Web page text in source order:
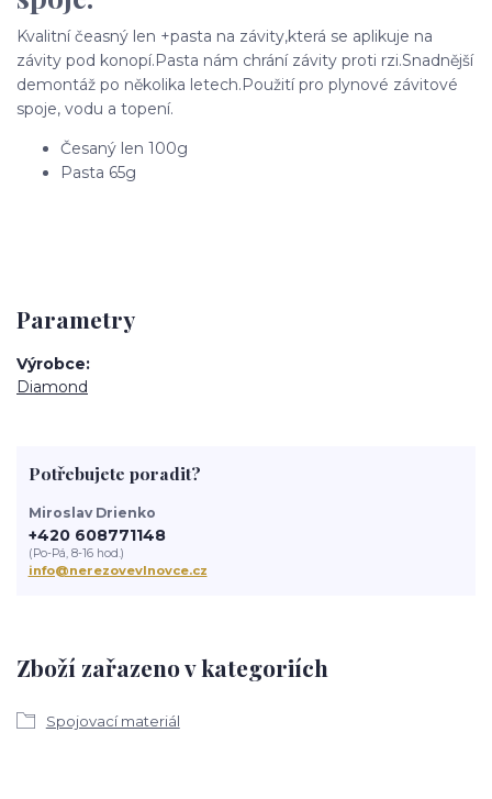
Kvalitní čeasný len +pasta na závity,která se aplikuje na
závity pod konopí.Pasta nám chrání závity proti rzi.Snadnější
demontáž po několika letech.Použití pro plynové závitové
spoje, vodu a topení.
Česaný len 100g
Pasta 65g
Parametry
Výrobce
Diamond
Zboží zařazeno v kategoriích
Spojovací materiál
Potřebujete poradit?
Miroslav Drienko
+420 608771148
(Po-Pá, 8-16 hod.)
info@nerezovevlnovce.cz